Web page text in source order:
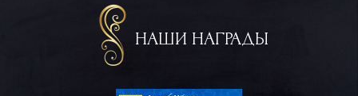
НАШИ НАГРАДЫ